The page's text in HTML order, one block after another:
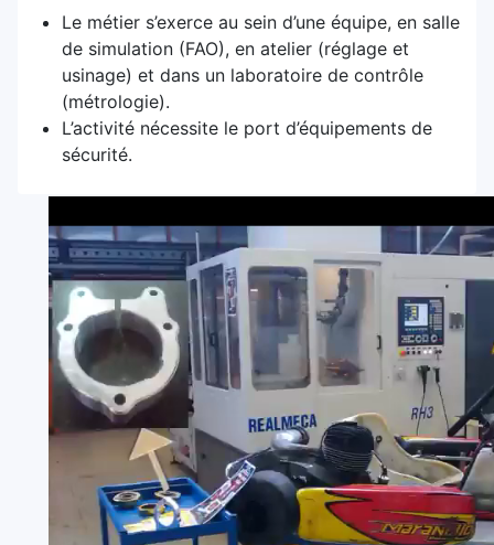
Le métier s’exerce au sein d’une équipe, en salle
de simulation (FAO), en atelier (réglage et
usinage) et dans un laboratoire de contrôle
(métrologie).
L’activité nécessite le port d’équipements de
sécurité.